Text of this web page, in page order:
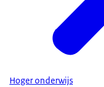
Hoger onderwijs